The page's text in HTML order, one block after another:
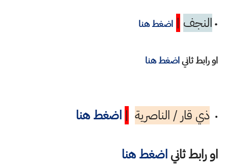
• النجف | اضغط هنا
او رابط ثانياضغط هنا
• ذي قار / الناصرية | اضغط هنا
او رابط ثانياضغط هنا